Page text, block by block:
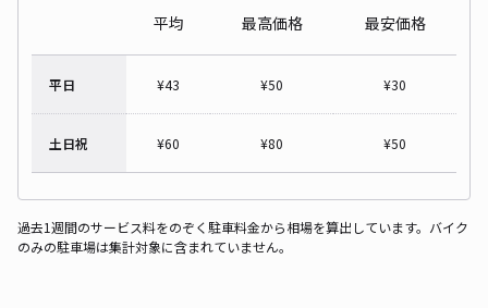
平均 最高価格 最安価格
平日 ¥43 ¥50 ¥30
土日祝 ¥60 ¥80 ¥50
過去1週間のサービス料をのぞく駐車料金から相場を算出しています。バイク
のみの駐車場は集計対象に含まれていません。